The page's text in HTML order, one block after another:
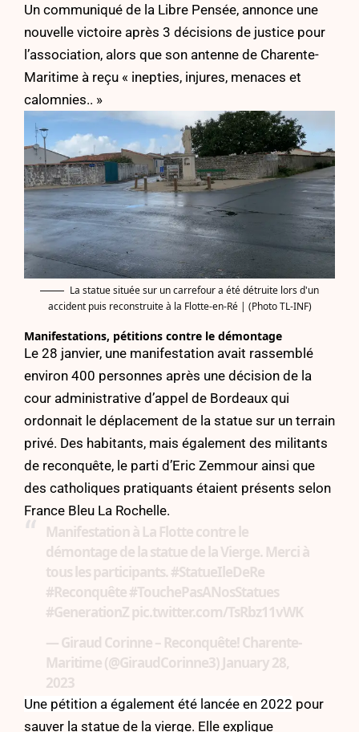
Un communiqué de la Libre Pensée, annonce une
nouvelle victoire après 3 décisions de justice pour
l’association, alors que son antenne de Charente-
Maritime à reçu « inepties, injures, menaces et
calomnies.. »
La statue située sur un carrefour a été détruite lors d'un
accident puis reconstruite à la Flotte-en-Ré | (Photo TL-INF)
Manifestations, pétitions contre le démontage
Le 28 janvier, une manifestation avait rassemblé
environ 400 personnes après une décision de la
cour administrative d’appel de Bordeaux qui
ordonnait le déplacement de la statue sur un terrain
privé. Des habitants, mais également des militants
de reconquête, le parti d’Eric Zemmour ainsi que
des catholiques pratiquants étaient présents selon
France Bleu La Rochelle.
Manifestation à La Flotte contre le
démontage de la statue de la Vierge. Merci à
tous les participants. #StatueIleDeRe
#Reconquête#TouchePasANosStatues
#GenerationZ pic.twitter.com/TsRbz11vWK
— Giraud Corinne – Reconquête! Charente-
Maritime (@GiraudCorinne3) January 28,
2023
Une pétition a également été lancée en 2022 pour
sauver la statue de la vierge. Elle explique